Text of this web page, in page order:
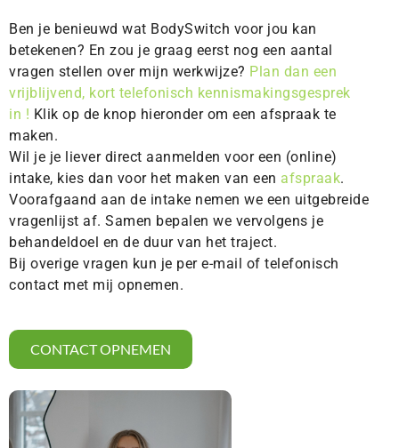
Ben je benieuwd wat BodySwitch voor jou kan
betekenen? En zou je graag eerst nog een aantal
vragen stellen over mijn werkwijze? Plan dan een
vrijblijvend, kort telefonisch kennismakingsgesprek
in ! Klik op de knop hieronder om een afspraak te
maken.
Wil je je liever direct aanmelden voor een (online)
intake, kies dan voor het maken van een afspraak.
Voorafgaand aan de intake nemen we een uitgebreide
vragenlijst af. Samen bepalen we vervolgens je
behandeldoel en de duur van het traject.
Bij overige vragen kun je per e-mail of telefonisch
contact met mij opnemen.
CONTACT OPNEMEN